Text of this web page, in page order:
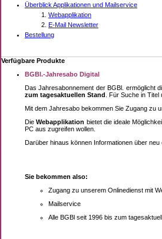
Überblick Applikationen und Mailservice
Webapplikation
E-Mail Newsletter
Bestellung
Verfügbare Produkte
BGBl.-Jahresabo Digital
Das Jahresabonnement der BGBl. ermöglicht
zum tagesaktuellen Stand . Für Suche in
Mit dem Jahresabo bekommen Sie Zugang zu
DieWebapplikation bietet die ideale
PC aus zugreifen wollen.
Darüber hinaus können Informationen über
Sie bekommen also:
Zugang zu unserem Onlinedienst mit
Mailservice
Alle BGBl seit 1996 bis zum